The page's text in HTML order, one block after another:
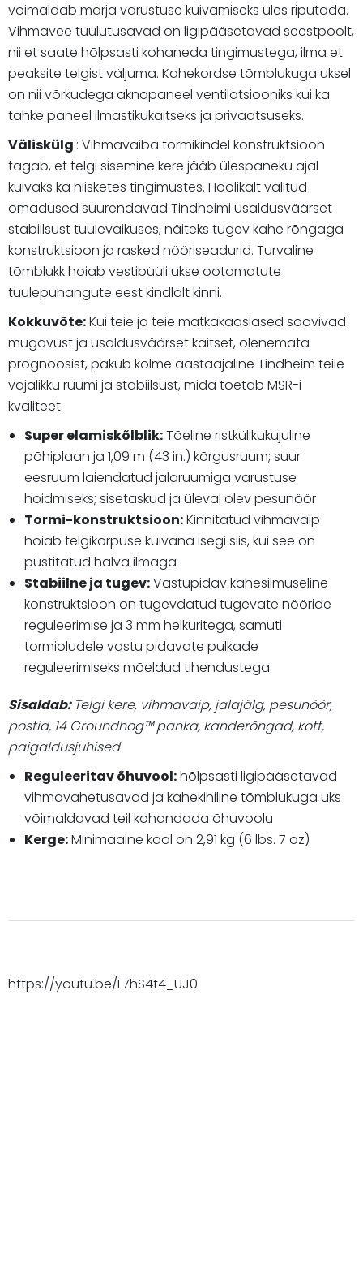
võimaldab märja varustuse kuivamiseks üles riputada.
Vihmavee tuulutusavad on ligipääsetavad seestpoolt,
nii et saate hõlpsasti kohaneda tingimustega, ilma et
peaksite telgist väljuma. Kahekordse tõmblukuga uksel
on nii võrkudega aknapaneel ventilatsiooniks kui ka
tahke paneel ilmastikukaitseks ja privaatsuseks.
Väliskülg : Vihmavaiba tormikindel konstruktsioon
tagab, et telgi sisemine kere jääb ülespaneku ajal
kuivaks ka niisketes tingimustes. Hoolikalt valitud
omadused suurendavad Tindheimi usaldusväärset
stabiilsust tuulevaikuses, näiteks tugev kahe rõngaga
konstruktsioon ja rasked nööriseadurid. Turvaline
tõmblukk hoiab vestibüüli ukse ootamatute
tuulepuhangute eest kindlalt kinni.
Kokkuvõte:Kui teie ja teie matkakaaslased soovivad
mugavust ja usaldusväärset kaitset, olenemata
prognoosist, pakub kolme aastaajaline Tindheim teile
vajalikku ruumi ja stabiilsust, mida toetab MSR-i
kvaliteet.
Super elamiskõlblik:Tõeline ristkülikukujuline
põhiplaan ja 1,09 m (43 in.) kõrgusruum; suur
eesruum laiendatud jalaruumiga varustuse
hoidmiseks; sisetaskud ja üleval olev pesunöör
Tormi-konstruktsioon:Kinnitatud vihmavaip
hoiab telgikorpuse kuivana isegi siis, kui see on
püstitatud halva ilmaga
Stabiilne ja tugev:Vastupidav kahesilmuseline
konstruktsioon on tugevdatud tugevate nööride
reguleerimise ja 3 mm helkuritega, samuti
tormioludele vastu pidavate pulkade
reguleerimiseks mõeldud tihendustega
Sisaldab: Telgi kere, vihmavaip, jalajälg, pesunöör,
postid, 14 Groundhog™ panka, kanderõngad, kott,
paigaldusjuhised
Reguleeritav õhuvool:hõlpsasti ligipääsetavad
vihmavahetusavad ja kahekihiline tõmblukuga uks
võimaldavad teil kohandada õhuvoolu
Kerge:Minimaalne kaal on 2,91 kg (6 lbs. 7 oz)
https://youtu.be/L7hS4t4_UJ0